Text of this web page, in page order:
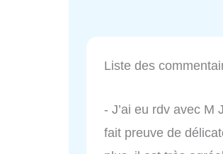
Liste des
- J’ai eu rdv avec
fait preuve de